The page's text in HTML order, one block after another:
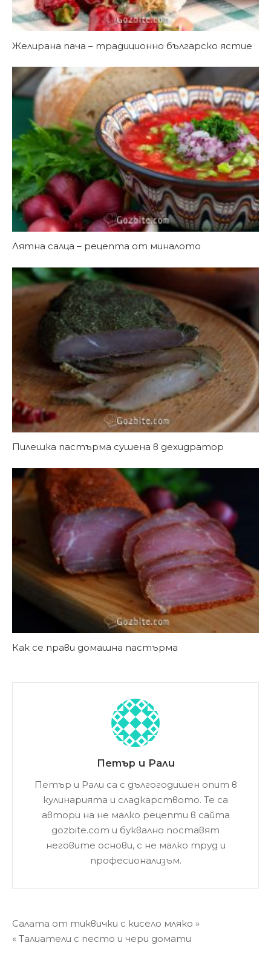
Желирана пача – традиционно българско ястие
Лятна салца – рецепта от миналото
Пилешка пастърма сушена в дехидратор
Как се прави домашна пастърма
Петър и Рали
Петър и Рали са с дългогодишен опит в
кулинарията и сладкарството. Те са
автори на не малко рецепти в сайта
gozbite.com и буквално поставят
неговите основи, с не малко труд и
професионализъм.
Навигация
Салата от тиквички с кисело мляко »
« Талиатели с песто и чери домати